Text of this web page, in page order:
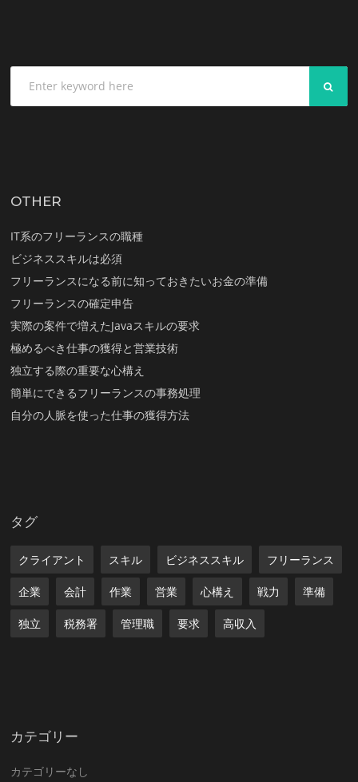
OTHER
IT系のフリーランスの職種
ビジネススキルは必須
フリーランスになる前に知っておきたいお金の準備
フリーランスの確定申告
実際の案件で増えたJavaスキルの要求
極めるべき仕事の獲得と営業技術
独立する際の重要な心構え
簡単にできるフリーランスの事務処理
自分の人脈を使った仕事の獲得方法
タグ
クライアント スキル ビジネススキル フリーランス
企業 会計 作業 営業 心構え 戦力 準備
独立 税務署 管理職 要求 高収入
カテゴリー
カテゴリーなし